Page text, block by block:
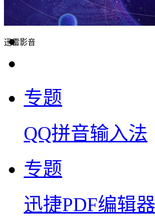
迅雷影音
专题
QQ拼音输入法
专题
迅捷PDF编辑器